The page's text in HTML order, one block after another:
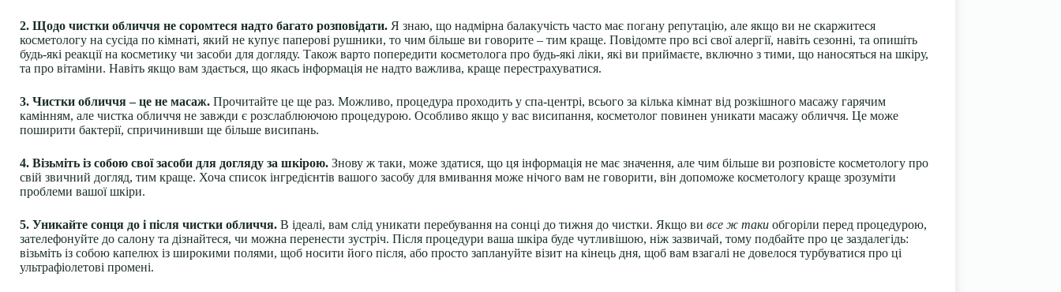
2. Щодо чистки обличчя не соромтеся надто багато розповідати. Я знаю, що надмірна балакучість часто має погану репутацію, але якщо ви не скаржитеся
косметологу на сусіда по кімнаті, який не купує паперові рушники, то чим більше ви говорите – тим краще. Повідомте про всі свої алергії, навіть сезонні, та опишіть
будь-які реакції на косметику чи засоби для догляду. Також варто попередити косметолога про будь-які ліки, які ви приймаєте, включно з тими, що наносяться на шкіру,
та про вітаміни. Навіть якщо вам здається, що якась інформація не надто важлива, краще перестрахуватися.
3. Чистки обличчя – це не масаж. Прочитайте це ще раз. Можливо, процедура проходить у спа-центрі, всього за кілька кімнат від розкішного масажу гарячим
камінням, але чистка обличчя не завжди є розслаблюючою процедурою. Особливо якщо у вас висипання, косметолог повинен уникати масажу обличчя. Це може
поширити бактерії, спричинивши ще більше висипань.
4. Візьміть із собою свої засоби для догляду за шкірою. Знову ж таки, може здатися, що ця інформація не має значення, але чим більше ви розповісте косметологу про
свій звичний догляд, тим краще. Хоча список інгредієнтів вашого засобу для вмивання може нічого вам не говорити, він допоможе косметологу краще зрозуміти
проблеми вашої шкіри.
5. Уникайте сонця до і після чистки обличчя. В ідеалі, вам слід уникати перебування на сонці до тижня до чистки. Якщо ви все ж таки обгоріли перед процедурою,
зателефонуйте до салону та дізнайтеся, чи можна перенести зустріч. Після процедури ваша шкіра буде чутливішою, ніж зазвичай, тому подбайте про це заздалегідь:
візьміть із собою капелюх із широкими полями, щоб носити його після, або просто заплануйте візит на кінець дня, щоб вам взагалі не довелося турбуватися про ці
ультрафіолетові промені.